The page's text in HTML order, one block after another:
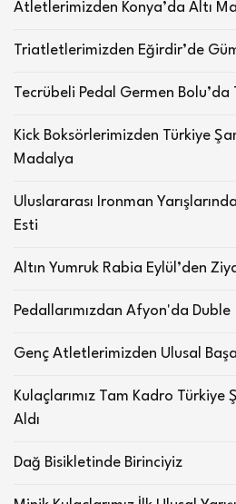
Atletlerimizden Konya’da Altı
Triatletlerimizden Eğirdir’de
Tecrübeli Pedal Germen
Kick Boksörlerimizden Türkiye
Madalya
Uluslararası Ironman
Esti
Altın Yumruk Rabia Eylül’den
Pedallarımızdan Afyon'da Duble
Genç Atletlerimizden Ulusal
Kulaçlarımız Tam Kadro Türkiye
Aldı
Dağ Bisikletinde Birinciyiz